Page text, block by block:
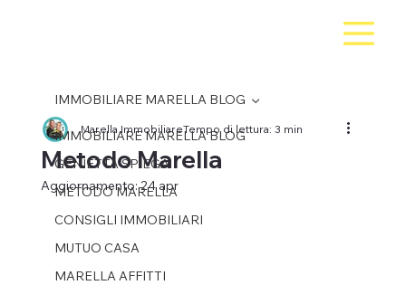
IMMOBILIARE MARELLA BLOG
GENIETTA SPIEGA
METODO MARELLA
CONSIGLI IMMOBILIARI
MUTUO CASA
MARELLA AFFITTI
IMMOBILIARE MARELLA BLOG
Metodo Marella
Marella ImmobiliareTempo di lettura: 3 min
Aggiornamento:24 apr